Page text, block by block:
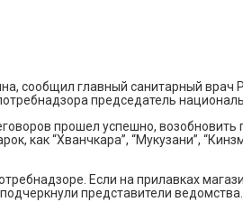
сообщил главный санитарный врач
председатель
прошел успешно,
как “Хванчкара”, “Мукузани”,
Если на прилавках
представители ведомства.